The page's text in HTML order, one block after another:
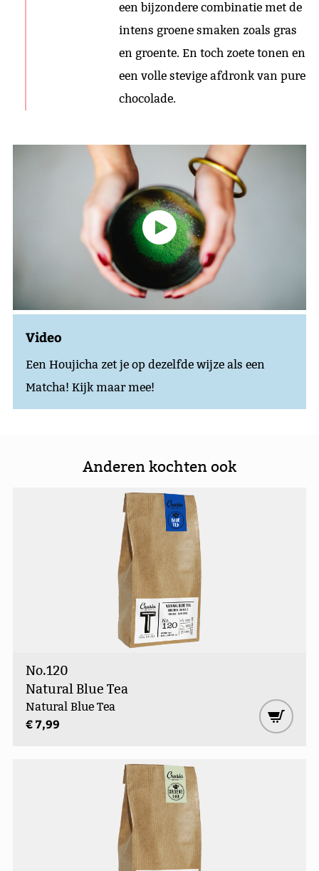
een bijzondere combinatie met de
intens groene smaken zoals gras
en groente. En toch zoete tonen en
een volle stevige afdronk van pure
chocolade.
Video
Een Houjicha zet je op dezelfde wijze als een
Matcha! Kijk maar mee!
Anderen kochten ook
No.120
Natural Blue Tea
Natural Blue Tea
€ 7,99